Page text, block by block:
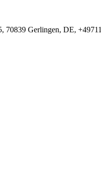
70839 Gerlingen, DE,